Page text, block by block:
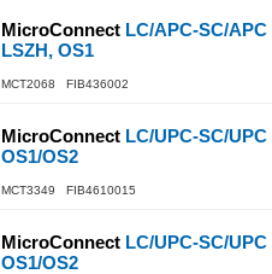
MicroConnect LC/APC-SC/
LSZH, OS1
MCT2068 FIB436002
MicroConnect LC/UPC-SC/
OS1/OS2
MCT3349 FIB4610015
MicroConnect LC/UPC-SC/
OS1/OS2